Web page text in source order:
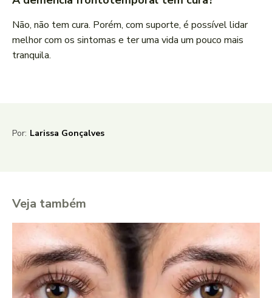
Não, não tem cura. Porém, com suporte, é possível lidar
melhor com os sintomas e ter uma vida um pouco mais
tranquila.
Por: Larissa Gonçalves
Veja também